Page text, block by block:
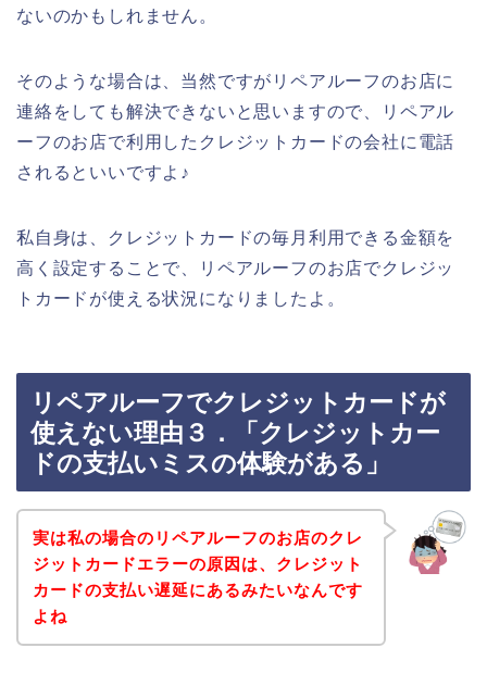
ないのかもしれません。
そのような場合は、当然ですがリペアルーフのお店に
連絡をしても解決できないと思いますので、リペアル
ーフのお店で利用したクレジットカードの会社に電話
されるといいですよ♪
私自身は、クレジットカードの毎月利用できる金額を
高く設定することで、リペアルーフのお店でクレジッ
トカードが使える状況になりましたよ。
リペアルーフでクレジットカードが
使えない理由３．「クレジットカー
ドの支払いミスの体験がある」
実は私の場合のリペアルーフのお店のクレ
ジットカードエラーの原因は、クレジット
カードの支払い遅延にあるみたいなんです
よね